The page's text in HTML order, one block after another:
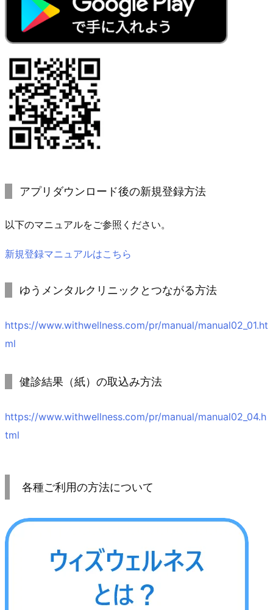
アプリダウンロード後の新規登録方法
以下のマニュアルをご参照ください。
新規登録マニュアルはこちら
ゆうメンタルクリニックとつながる方法
https://www.withwellness.com/pr/manual/manual02_01.ht
ml
健診結果（紙）の取込み方法
https://www.withwellness.com/pr/manual/manual02_04.h
tml
各種ご利用の方法について